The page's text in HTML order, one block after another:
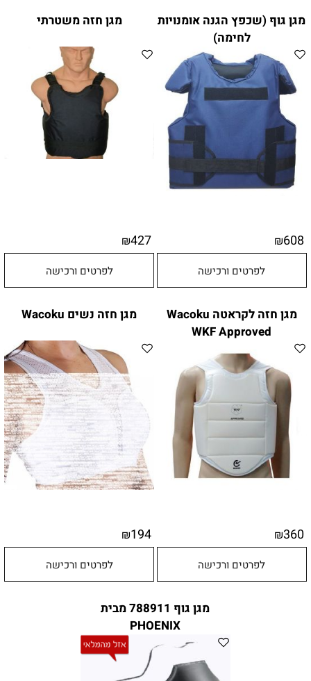
מגן גוף (שכפץ הגנה אומנויות
לחימה)
₪608
לפרטים ורכישה
מגן חזה משטרתי
₪427
לפרטים ורכישה
מגן חזה לקראטה Wacoku
WKF Approved
₪360
לפרטים ורכישה
מגן חזה נשים Wacoku
₪194
לפרטים ורכישה
מגן גוף 788911 מבית
PHOENIX